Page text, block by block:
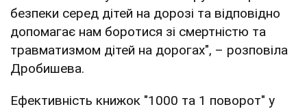
безпеки серед дітей на дорозі та відповідно
допомагає нам боротися зі смертністю та
травматизмом дітей на дорогах", – розповіла
Дробишева.
Ефективність книжок "1000 та 1 поворот" у